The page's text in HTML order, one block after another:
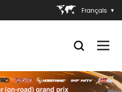
Français